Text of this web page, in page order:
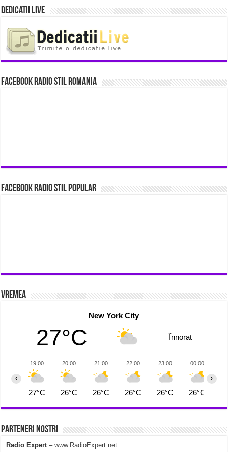
Dedicatii Live
Facebook Radio Stil Romania
Facebook Radio Stil Popular
Vremea
New York City
27°C Înnorat
19:00
27°C
20:00
26°C
21:00
26°C
22:00
26°C
23:00
26°C
00:00
26°C
‹ ›
Parteneri Nostri
Radio Expert –www.RadioExpert.net